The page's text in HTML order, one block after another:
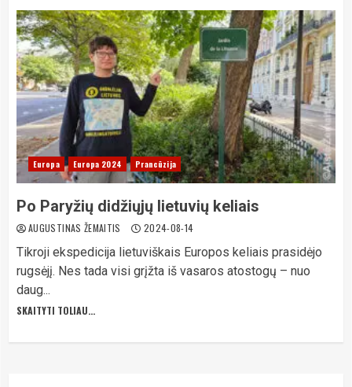
Europa Europa 2024 Prancūzija
Po Paryžių didžiųjų lietuvių keliais
AUGUSTINAS ŽEMAITIS 2024-08-14
Tikroji ekspedicija lietuviškais Europos keliais prasidėjo
rugsėjį. Nes tada visi grįžta iš vasaros atostogų – nuo
daug...
SKAITYTI TOLIAU...